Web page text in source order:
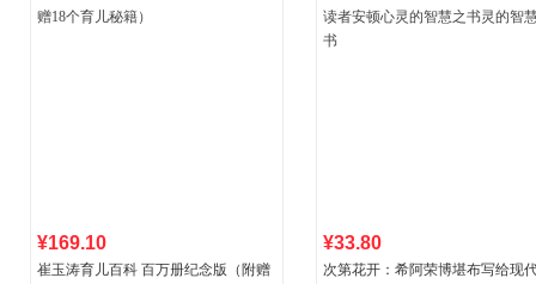
¥169.10
崔玉涛育儿百科 百万册纪念版（附赠
¥33.80
次第花开：希阿荣博堪布写给现